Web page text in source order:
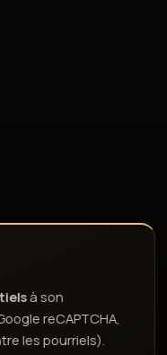
d'utilisation
à son
reCAPTCHA,
les pourriels).